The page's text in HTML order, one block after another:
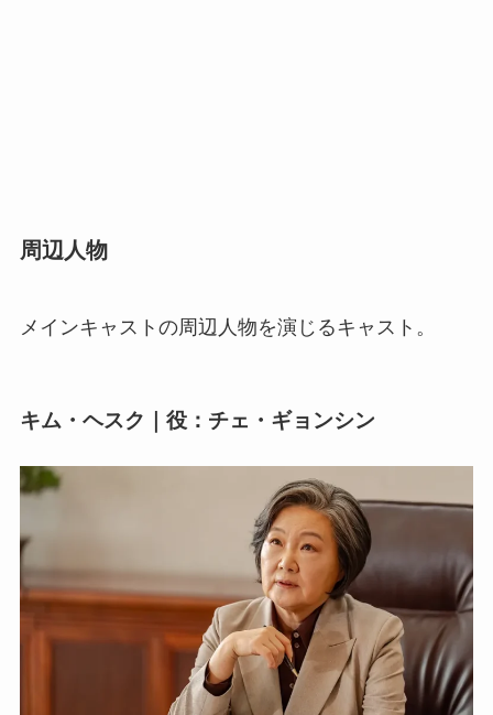
周辺人物
メインキャストの周辺人物を演じるキャスト。
キム・ヘスク｜役：チェ・ギョンシン